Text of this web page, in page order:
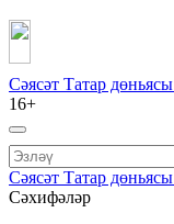
Сәясәт Татар дөньясы
16+
Сәясәт Татар дөньясы
Сәхифәләр